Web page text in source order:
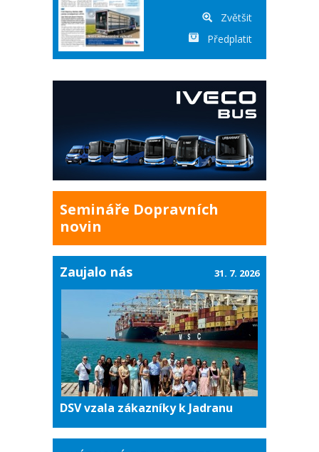
Zvětšit
Předplatit
Semináře Dopravních
novin
Zaujalo nás
DSV vzala zákazníky k Jadranu
31. 7. 2026